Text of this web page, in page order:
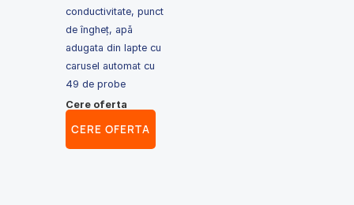
conductivitate, punct
de îngheț, apă
adugata din lapte cu
carusel automat cu
49 de probe
Cere oferta
CERE OFERTA